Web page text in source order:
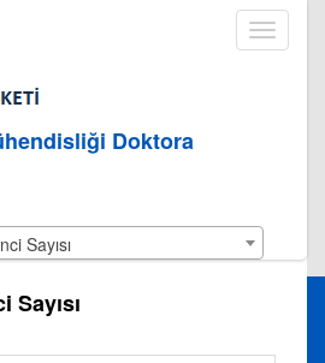
Toggle
Doktora
Sayısı